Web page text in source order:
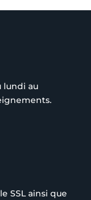
lundi au
SSL ainsi que